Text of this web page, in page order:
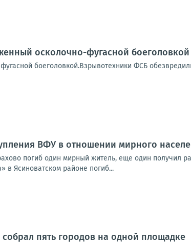
осколочно-фугасной боеголовкой
боеголовкой.Взрывотехники ФСБ
ВФУ в отношении мирного
погиб один мирный житель, еще один получил
в Ясиноватском районе погиб...
пять городов на одной площадке